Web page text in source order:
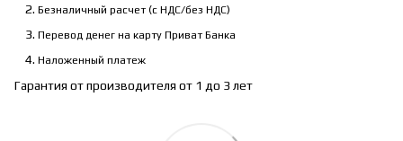
Безналичный расчет (с НДС/без НДС)
Перевод денег на карту Приват Банка
Наложенный платеж
Гарантия от производителя от 1 до 3 лет